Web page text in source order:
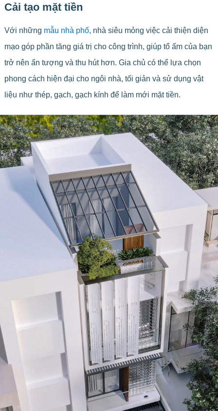
Cải tạo mặt tiền
Với những mẫu nhà phố, nhà siêu mỏng việc cải thiện diện
mạo góp phần tăng giá trị cho công trình, giúp tổ ấm của bạn
trở nên ấn tượng và thu hút hơn. Gia chủ có thể lựa chọn
phong cách hiện đại cho ngôi nhà, tối giản và sử dụng vật
liệu như thép, gạch, gạch kính để làm mới mặt tiền.